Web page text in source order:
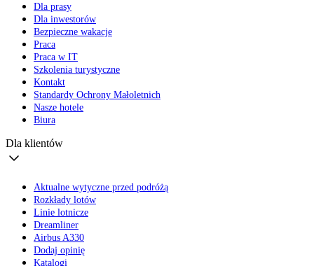
Dla prasy
Dla inwestorów
Bezpieczne wakacje
Praca
Praca w IT
Szkolenia turystyczne
Kontakt
Standardy Ochrony Małoletnich
Nasze hotele
Biura
Dla klientów
Aktualne wytyczne przed podróżą
Rozkłady lotów
Linie lotnicze
Dreamliner
Airbus A330
Dodaj opinię
Katalogi